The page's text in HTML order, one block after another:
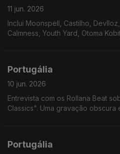
11 jun. 2026
Inclui Moonspell, Castilho,
Calmness, Youth Yard, Otoma
Portugália
10 jun. 2026
Entrevista com os Rollana Beat
Classics". Uma gravação obscura
Portugália